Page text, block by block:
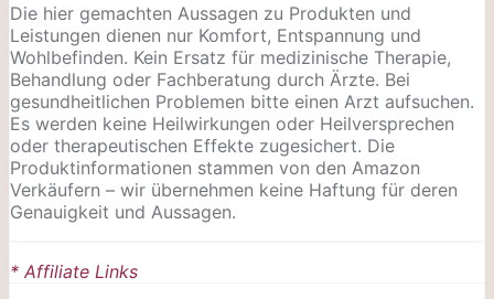
Die hier gemachten Aussagen zu Produkten und
Leistungen dienen nur Komfort, Entspannung und
Wohlbefinden. Kein Ersatz für medizinische Therapie,
Behandlung oder Fachberatung durch Ärzte. Bei
gesundheitlichen Problemen bitte einen Arzt aufsuchen.
Es werden keine Heilwirkungen oder Heilversprechen
oder therapeutischen Effekte zugesichert. Die
Produktinformationen stammen von den Amazon
Verkäufern – wir übernehmen keine Haftung für deren
Genauigkeit und Aussagen.
* Affiliate Links